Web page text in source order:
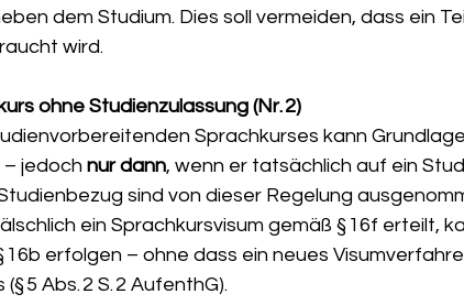
dem Studium. Dies soll vermeiden, dass ein
wird.
ohne Studienzulassung (Nr. 2)
Sprachkurses kann
jedoch nur dann, wenn er tatsächlich auf ein
sind von dieser Regelung
ein Sprachkursvisum gemäß § 16f erteilt,
16b erfolgen – ohne dass ein neues
5 Abs. 2 S. 2 AufenthG).